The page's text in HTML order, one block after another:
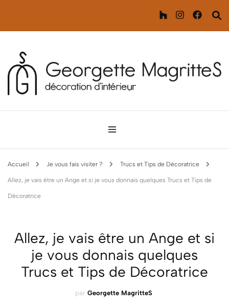
Georgette MagritteS
Décoration d'intérieur
Accueil Je vous fais visiter ? Trucs et Tips de Décoratrice
Allez, je vais être un Ange et si je vous donnais quelques Trucs et Tips de
Décoratrice
Allez, je vais être un Ange et si
je vous donnais quelques
Trucs et Tips de Décoratrice
par Georgette MagritteS